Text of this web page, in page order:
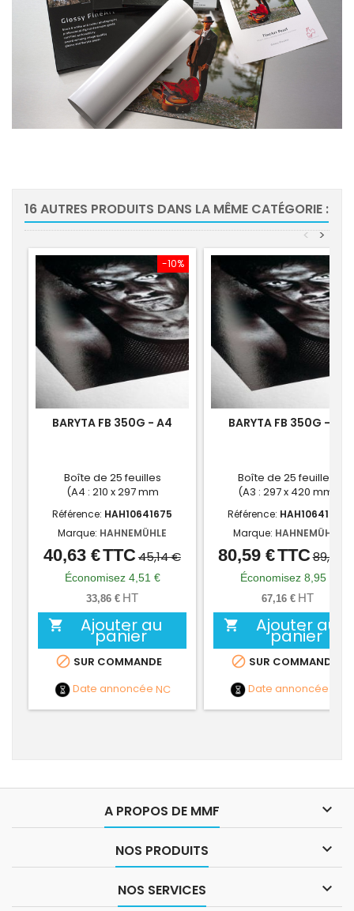
16 AUTRES PRODUITS DANS LA MÊME CATÉGORIE :
>
<
-10%
BARYTA FB 350G - A4
Boîte de 25 feuilles
(A4 : 210 x 297 mm
Référence: HAH10641675
Marque: HAHNEMÜHLE
Prix
Prix
de
base
40,63 €TTC45,14 €
Économisez 4,51 €
33,86 € HT
 Ajouter au
panier
 SUR COMMANDE
Date annoncée NC
BARYTA FB 350G - A3
Boîte de 25 feuilles
(A3 : 297 x 420 mm)
Référence: HAH10641674
Marque: HAHNEMÜHLE
Prix
Prix
de
base
80,59 €TTC89,54
Économisez 8,95 €
67,16 € HT
 Ajouter au
panier
 SUR COMMANDE
Date annoncée
A PROPOS DE MMF 
NOS PRODUITS 
NOS SERVICES 